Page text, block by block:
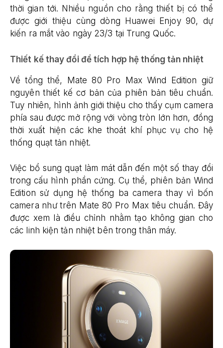
thời gian tới. Nhiều nguồn cho rằng thiết bị có thể
được giới thiệu cùng dòng Huawei Enjoy 90, dự
kiến ra mắt vào ngày 23/3 tại Trung Quốc.
Thiết kế thay đổi để tích hợp hệ thống tản nhiệt
Về tổng thể, Mate 80 Pro Max Wind Edition giữ
nguyên thiết kế cơ bản của phiên bản tiêu chuẩn.
Tuy nhiên, hình ảnh giới thiệu cho thấy cụm camera
phía sau được mở rộng với vòng tròn lớn hơn, đồng
thời xuất hiện các khe thoát khí phục vụ cho hệ
thống quạt tản nhiệt.
Việc bổ sung quạt làm mát dẫn đến một số thay đổi
trong cấu hình phần cứng. Cụ thể, phiên bản Wind
Edition sử dụng hệ thống ba camera thay vì bốn
camera như trên Mate 80 Pro Max tiêu chuẩn. Đây
được xem là điều chỉnh nhằm tạo không gian cho
các linh kiện tản nhiệt bên trong thân máy.